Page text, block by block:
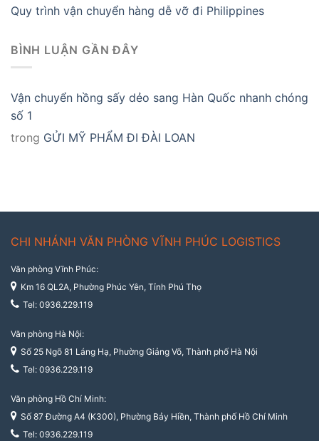
Quy trình vận chuyển hàng dễ vỡ đi Philippines
BÌNH LUẬN GẦN ĐÂY
Vận chuyển hồng sấy dẻo sang Hàn Quốc nhanh chóng
số 1
trong GỬI MỸ PHẨM ĐI ĐÀI LOAN
CHI NHÁNH VĂN PHÒNG VĨNH PHÚC LOGISTICS
Văn phòng Vĩnh Phúc:
Km 16 QL2A, Phường Phúc Yên, Tỉnh Phú Thọ
Tel: 0936.229.119
Văn phòng Hà Nội:
Số 25 Ngõ 81 Láng Hạ, Phường Giảng Võ, Thành phố Hà Nội
Tel: 0936.229.119
Văn phòng Hồ Chí Minh:
Số 87 Đường A4 (K300), Phường Bảy Hiền, Thành phố Hồ Chí Minh
Tel: 0936.229.119